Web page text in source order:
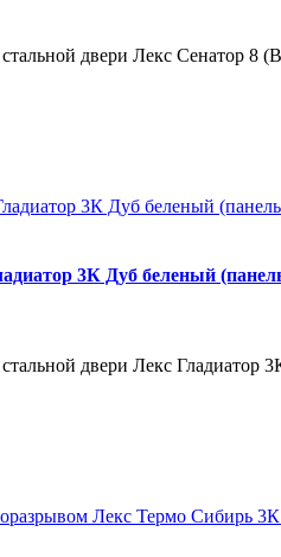
двери Лекс Сенатор 8
3К Дуб беленый
двери Лекс